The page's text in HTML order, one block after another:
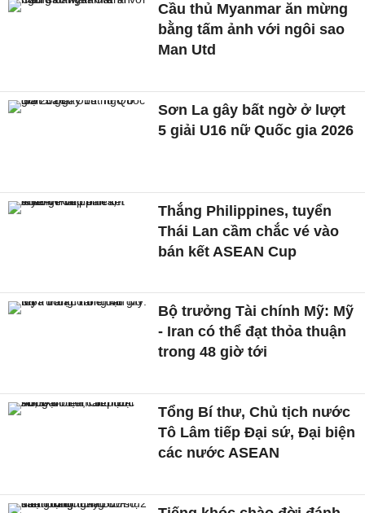
Cầu thủ Myanmar ăn mừng
bằng tấm ảnh với ngôi sao
Man Utd
Sơn La gây bất ngờ ở lượt
5 giải U16 nữ Quốc gia 2026
Thắng Philippines, tuyển
Thái Lan cầm chắc vé vào
bán kết ASEAN Cup
Bộ trưởng Tài chính Mỹ: Mỹ
- Iran có thể đạt thỏa thuận
trong 48 giờ tới
Tổng Bí thư, Chủ tịch nước
Tô Lâm tiếp Đại sứ, Đại biện
các nước ASEAN